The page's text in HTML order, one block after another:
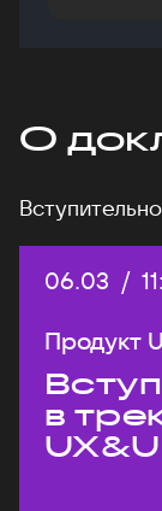
О
Дата:
06.03 /
Продукт
в